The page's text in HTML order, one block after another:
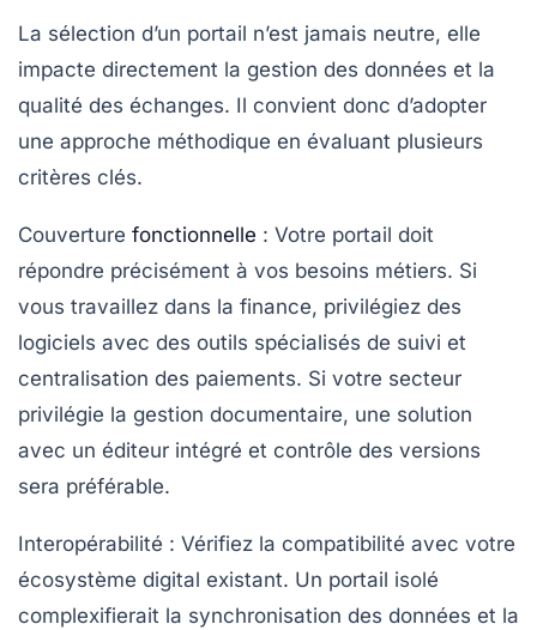
La sélection d’un portail n’est jamais neutre, elle
impacte directement la gestion des données et la
qualité des échanges. Il convient donc d’adopter
une approche méthodique en évaluant plusieurs
critères clés.
Couverture fonctionnelle : Votre portail doit
répondre précisément à vos besoins métiers. Si
vous travaillez dans la finance, privilégiez des
logiciels avec des outils spécialisés de suivi et
centralisation des paiements. Si votre secteur
privilégie la gestion documentaire, une solution
avec un éditeur intégré et contrôle des versions
sera préférable.
Interopérabilité : Vérifiez la compatibilité avec votre
écosystème digital existant. Un portail isolé
complexifierait la synchronisation des données et la